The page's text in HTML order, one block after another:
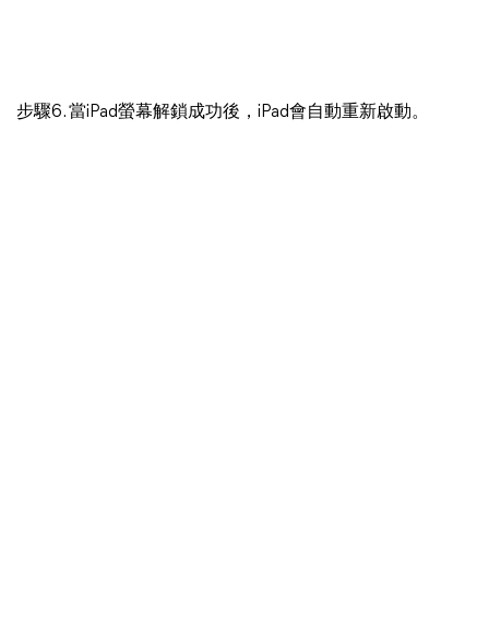
步驟6. 當iPad螢幕解鎖成功後，iPad會自動重新啟動。